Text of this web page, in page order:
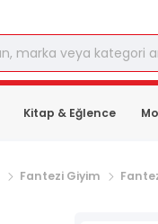
Kitap & Eğlence
Fantezi Giyim